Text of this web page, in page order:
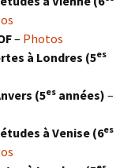
– Photos
à Londres (5es
(5es années) –
à Venise (6es